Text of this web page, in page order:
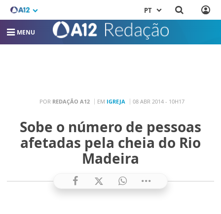
PT
MENU
POR REDAÇÃO A12 EM IGREJA 08 ABR 2014 - 10H17
Sobe o número de pessoas
afetadas pela cheia do Rio
Madeira